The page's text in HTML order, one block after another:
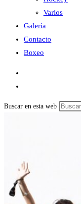
Varios
Galería
Contacto
Boxeo
Buscar en esta web